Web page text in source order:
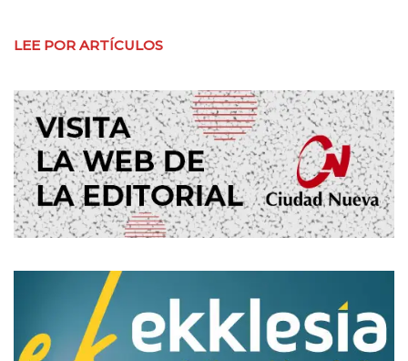
LEE POR ARTÍCULOS